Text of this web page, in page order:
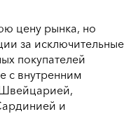
цену рынка, но
за исключительные
покупателей
с внутренним
и